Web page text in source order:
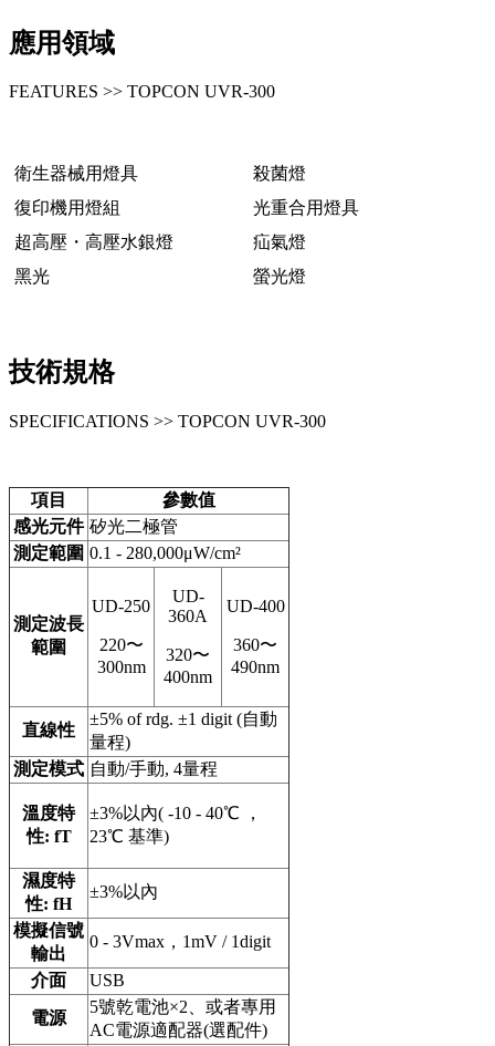
應用領域
FEATURES >> TOPCON UVR-300
衛生器械用燈具
殺菌燈
復印機用燈組
光重合用燈具
超高壓・高壓水銀燈
疝氣燈
黑光
螢光燈
技術規格
SPECIFICATIONS >> TOPCON UVR-300
項目
參數值
感光元件 矽光二極管
測定範圍 0.1 - 280,000μW/cm²
測定波長
範圍
UD-250
220〜
300nm
UD-
360A
320〜
400nm
UD-400
360〜
490nm
直線性
±5% of rdg. ±1 digit (自動
量程)
測定模式 自動/手動, 4量程
溫度特
性: fT
±3%以內( -10 - 40℃ ，
23℃ 基準)
濕度特
性: fH
±3%以內
模擬信號
輸出
0 - 3Vmax，1mV / 1digit
介面
USB
電源
5號乾電池×2、或者專用
AC電源適配器(選配件)